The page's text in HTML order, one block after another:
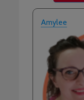
Amylee